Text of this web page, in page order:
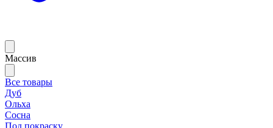
Массив
Все товары
Дуб
Ольха
Сосна
Под покраску